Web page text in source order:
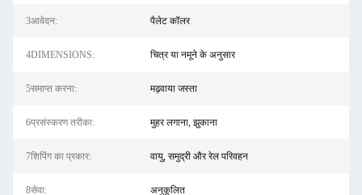
3आवेदन: पैलेट कॉलर
4DIMENSIONS: चित्र या नमूने के अनुसार
5समाप्त करना: मढ़वाया जस्ता
6प्रसंस्करण तरीका: मुहर लगाना, झुकाना
7शिपिंग का प्रकार: वायु, समुद्री और रेल परिवहन
8सेवा: अनुकूलित